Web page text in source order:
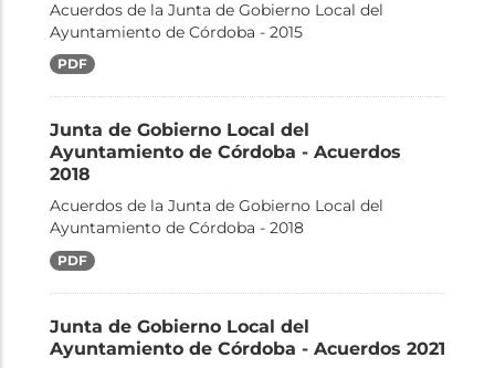
Acuerdos de la Junta de Gobierno Local del
Ayuntamiento de Córdoba - 2015
PDF
Junta de Gobierno Local del
Ayuntamiento de Córdoba - Acuerdos
2018
Acuerdos de la Junta de Gobierno Local del
Ayuntamiento de Córdoba - 2018
PDF
Junta de Gobierno Local del
Ayuntamiento de Córdoba - Acuerdos 2021